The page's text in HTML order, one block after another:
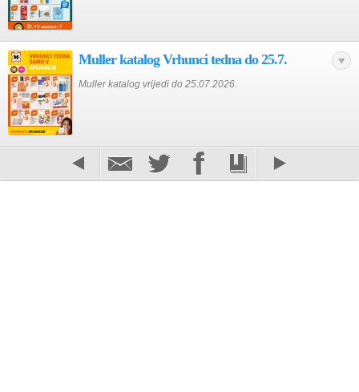
Muller katalog Vrhunci tedna do 25.7.
Muller katalog vrijedi do 25.07.2026.